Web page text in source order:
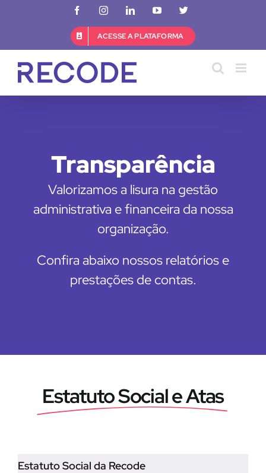
conteúdo
FacebookInstagramLinkedInYouTubeX
ACESSE A PLATAFORMA
Transparência
Valorizamos a lisura na gestão
administrativa e financeira da nossa
organização.
Confira abaixo nossos relatórios e
prestações de contas.
Estatuto Social e Atas
Estatuto Social da Recode